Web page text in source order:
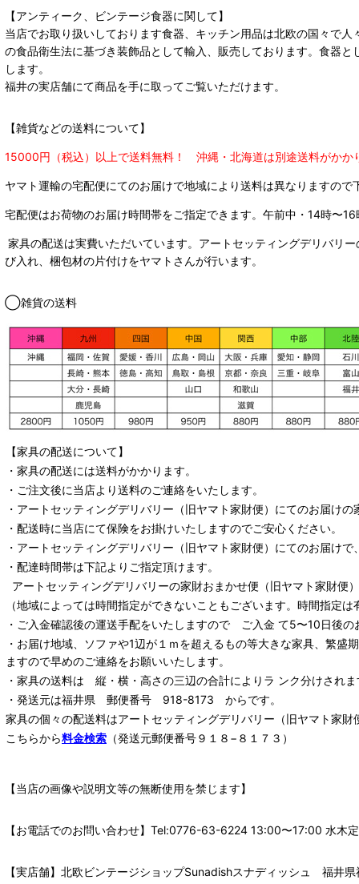
【アンティーク、ビンテージ食器に関して】
当店でお取り扱いしております食器、キッチン用品は北欧の国々で
の食品衛生法に基づき装飾品として輸入、販売しております。食器
します。
福井の実店舗にて商品を手に取ってご覧いただけます。
【雑貨などの送料について】
15000円（税込）以上で送料無料！ 沖縄・北海道は別途送料がかか
ヤマト運輸の宅配便にてのお届けで地域により送料は異なりますので
宅配便はお荷物のお届け時間帯をご指定できます。 午前中・14時〜
家具の配送は実費いただいています。アートセッティングデリバリ
び入れ、梱包材の片付けをヤマトさんが行います。
◯雑貨の送料
【家具の配送について】
・家具の配送には送料がかかります。
・ご注文後に当店より送料のご連絡をいたします。
・ アートセッティングデリバリー （旧ヤマト家財便） にてのお届けの
・配送時に当店にて保険をお掛けいたしますのでご安心ください。
・ アートセッティングデリバリー （旧ヤマト家財便） にてのお届けで
・配達時間帯は下記よりご指定頂けます。
アートセッティングデリバリーの家財おまかせ便 （旧ヤマト家財便
（地域によっては時間指定ができないこともございます。時間指定
・ご入金確認後の運送手配をいたしますので ご入金 て5〜10日後の
・お届け地域、ソファや1辺が１ｍを超えるもの等大きな家具、繁
ますので早めのご連絡をお願いいたします。
・家具の送料は 縦・横・高さの三辺の合計によりラ ンク分けされま
・発送元は福井県 郵便番号 918-8173 からです。
家具の個々の配送料はアートセッティングデリバリー （旧ヤマト家財
こちらから料金検索 （発送元郵便番号９１８−８１７３）
【当店の画像や説明文等の無断使用を禁じます】
【お電話でのお問い合わせ】Tel:0776-63-6224 13:00〜17:00 水木
【実店舗】北欧ビンテージショップSunadishスナディッシュ 福井